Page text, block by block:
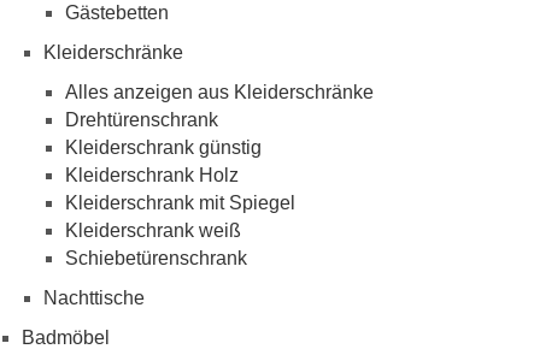
Gästebetten
Kleiderschränke
Alles anzeigen aus Kleiderschränke
Drehtürenschrank
Kleiderschrank günstig
Kleiderschrank Holz
Kleiderschrank mit Spiegel
Kleiderschrank weiß
Schiebetürenschrank
Nachttische
Badmöbel